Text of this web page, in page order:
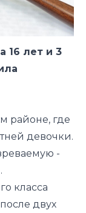
16 лет и 3
районе, где
девочки.
-
класса
двух